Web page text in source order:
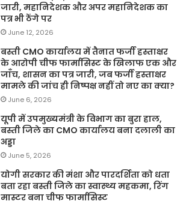
जारी, महानिदेशक और अपर महानिदेशक का
पत्र भी ठेंगे पर
June 12, 2026
बस्ती CMO कार्यालय में तैनात फर्जी हस्ताक्षर
के आरोपी चीफ फार्मासिस्ट के खिलाफ एक और
जाँच, शासन का पत्र जारी, जब फर्जी हस्ताक्षर
मामले की जांच ही निष्पक्ष नहीं तो नए का क्या?
June 6, 2026
यूपी में उपमुख्यमंत्री के विभाग का बुरा हाल,
बस्ती जिले का CMO कार्यालय बना दलाली का
अड्डा
June 5, 2026
योगी सरकार की मंशा और पारदर्शिता को धता
बता रहा बस्ती जिले का स्वास्थ्य महकमा, रिंग
मास्टर बना चीफ फार्मासिस्ट